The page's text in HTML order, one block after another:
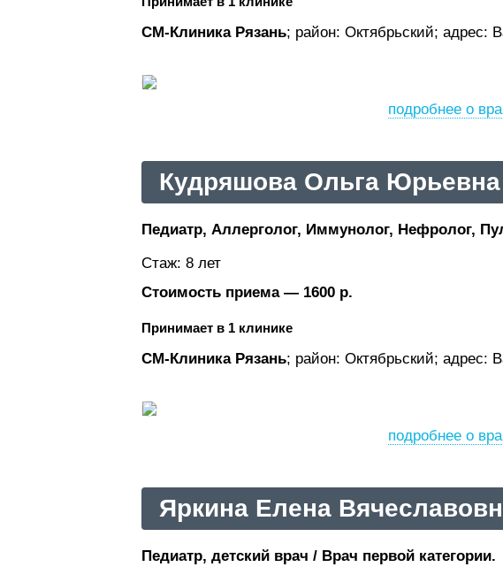
СМ-Клиника Рязань; район: Октябрьский; адрес:
подробнее о
Кудряшова Ольга Юрьевна
Педиатр, Аллерголог, Иммунолог, Нефролог,
Стаж: 8 лет
Стоимость приема — 1600 р.
Принимает в 1 клинике
СМ-Клиника Рязань; район: Октябрьский; адрес:
подробнее о
Яркина Елена
Педиатр, детский врач / Врач первой категории.